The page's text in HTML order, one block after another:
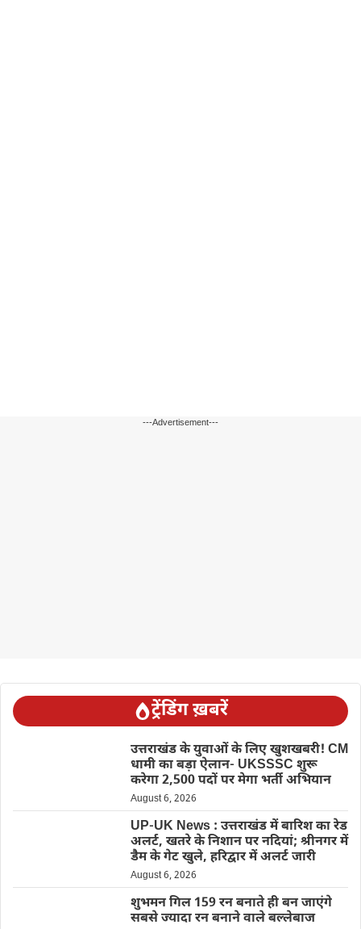
---Advertisement---
ट्रेंडिंग ख़बरें
उत्तराखंड के युवाओं के लिए खुशखबरी! CM
धामी का बड़ा ऐलान- UKSSSC शुरू
करेगा 2,500 पदों पर मेगा भर्ती अभियान
August 6, 2026
UP-UK News : उत्तराखंड में बारिश का रेड
अलर्ट, खतरे के निशान पर नदियां; श्रीनगर में
डैम के गेट खुले, हरिद्वार में अलर्ट जारी
August 6, 2026
शुभमन गिल 159 रन बनाते ही बन जाएंगे
सबसे ज्यादा रन बनाने वाले बल्लेबाज